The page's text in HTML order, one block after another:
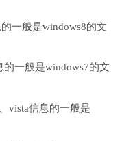
一般是windows8的文
一般是windows7的文
vista信息的一般是